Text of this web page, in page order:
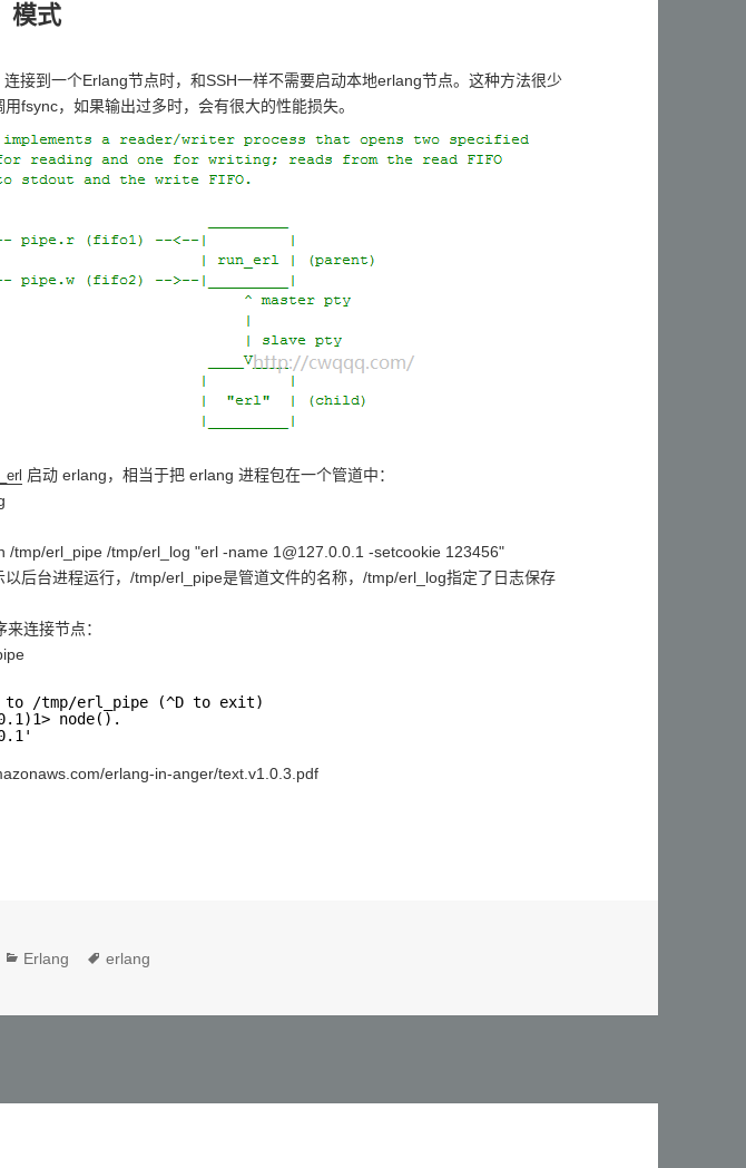
模式
接到一个Erlang节点时，和SSH一样不需要启动本地erlang节点。这种方法很少
fsync，如果输出过多时，会有很大的性能损失。
启动 erlang，相当于把 erlang 进程包在一个管道中：
/tmp/erl_pipe /tmp/erl_log "erl -name 1@127.0.0.1 -setcookie 123456"
后台进程运行，/tmp/erl_pipe是管道文件的名称，/tmp/erl_log指定了日志保存
连接节点：
to /tmp/erl_pipe (^D to exit)
node().
erlang-in-anger/text.v1.0.3.pdf
分
Erlang
标
erlang